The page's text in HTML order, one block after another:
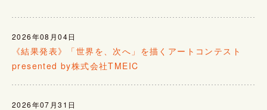
2026年08月04日
《結果発表》「世界を、次へ」を描くアートコンテスト
presented by株式会社TMEIC
2026年07月31日